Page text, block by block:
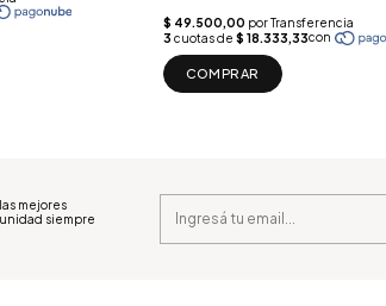
COMPRAR
mejores
siempre